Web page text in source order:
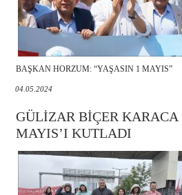
BAŞKAN HORZUM: “YAŞASIN 1 MAYIS”
04.05.2024
GÜLİZAR BİÇER KARACA
MAYIS’I KUTLADI